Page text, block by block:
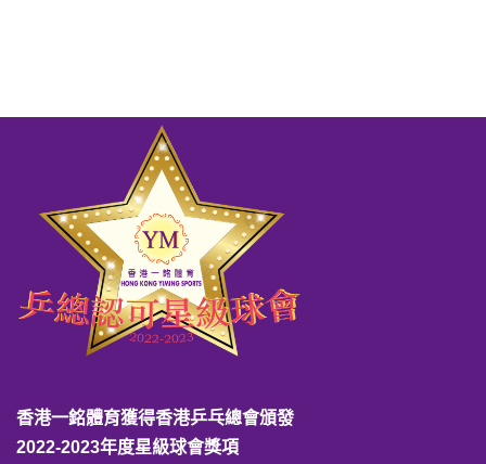
香港一銘體育獲得香港乒乓總會頒發
2022-2023年度星級球會獎項